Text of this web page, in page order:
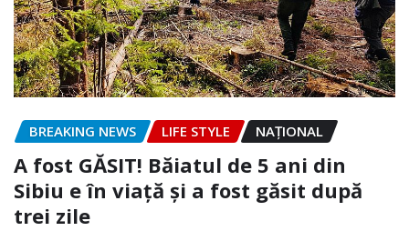
BREAKING NEWS LIFE STYLE NAŢIONAL
A fost GĂSIT! Băiatul de 5 ani din
Sibiu e în viață și a fost găsit după
trei zile